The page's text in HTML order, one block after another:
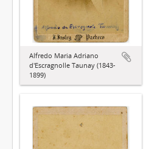
Alfredo Maria Adriano
d'Escragnolle Taunay (1843-
1899)